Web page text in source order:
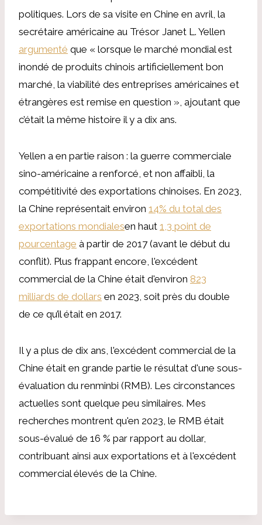
politiques. Lors de sa visite en Chine en avril, la
secrétaire américaine au Trésor Janet L. Yellen
argumenté que « lorsque le marché mondial est
inondé de produits chinois artificiellement bon
marché, la viabilité des entreprises américaines et
étrangères est remise en question », ajoutant que
c’était la même histoire il y a dix ans.
Yellen a en partie raison : la guerre commerciale
sino-américaine a renforcé, et non affaibli, la
compétitivité des exportations chinoises. En 2023,
la Chine représentait environ 14% du total des
exportations mondialesen haut 1,3 point de
pourcentage à partir de 2017 (avant le début du
conflit). Plus frappant encore, l'excédent
commercial de la Chine était d'environ 823
milliards de dollars en 2023, soit près du double
de ce qu’il était en 2017.
Il y a plus de dix ans, l'excédent commercial de la
Chine était en grande partie le résultat d'une sous-
évaluation du renminbi (RMB). Les circonstances
actuelles sont quelque peu similaires. Mes
recherches montrent qu'en 2023, le RMB était
sous-évalué de 16 % par rapport au dollar,
contribuant ainsi aux exportations et à l'excédent
commercial élevés de la Chine.